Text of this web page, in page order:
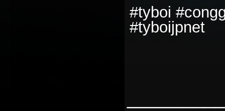
#tyboi
#tyboijpnet